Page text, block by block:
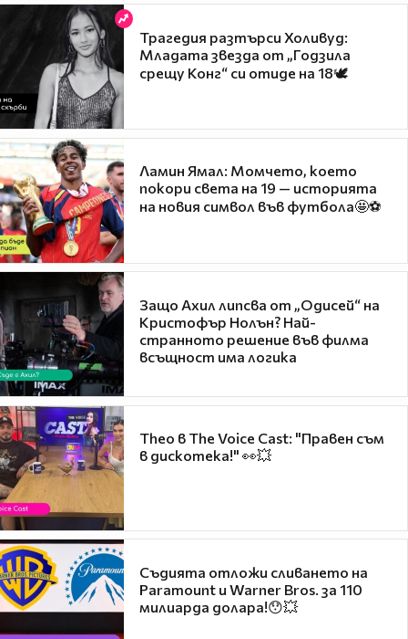
Трагедия разтърси Холивуд:
Младата звезда от „Годзила
срещу Конг“ си отиде на 18🕊️
Ламин Ямал: Момчето, което
покори света на 19 — историята
на новия символ във футбола🤩⚽
Защо Ахил липсва от „Одисей“ на
Кристофър Нолън? Най-
странното решение във филма
всъщност има логика
Theo в The Voice Cast: "Правен съм
в дискотека!" 👀💥
Съдията отложи сливането на
Paramount и Warner Bros. за 110
милиарда долара!😯💥